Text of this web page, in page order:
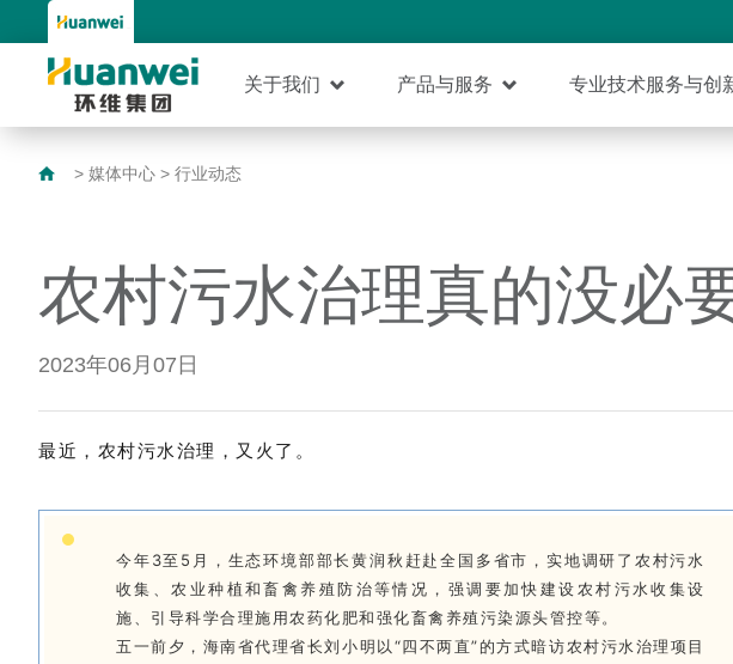
关于我们 产品与服务 专业技术服务与创
> 媒体中心 > 行业动态
农村污水治理真的没必
2023年06月07日
最近，农村污水治理，又火了。
今年3至5月，生态环境部部长黄润秋赶赴全国多省市，实地调研了农村污水
收集、农业种植和畜禽养殖防治等情况，强调要加快建设农村污水收集设
施、引导科学合理施用农药化肥和强化畜禽养殖污染源头管控等。
五一前夕，海南省代理省长刘小明以“四不两直”的方式暗访农村污水治理项目